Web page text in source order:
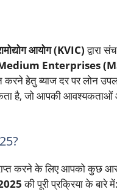
आयोग (KVIC)द्वारा
Enterprises
हेतु ब्याज दर पर लोन
है, जो आपकी आवश्यकताओं
करने के लिए आपको कुछ
की पूरी प्रक्रिया के बारे में: